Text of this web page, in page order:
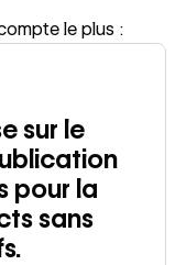
le plus :
sur le
pour la
sans